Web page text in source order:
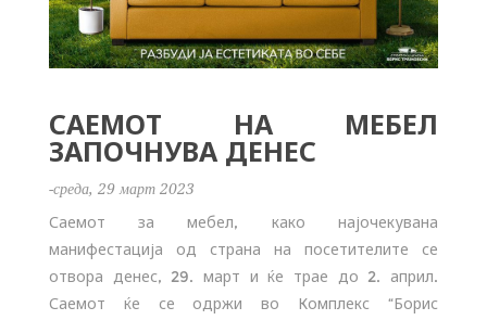
САЕМОТ НА МЕБЕЛ
ЗАПОЧНУВА ДЕНЕС
-среда, 29 март 2023
Саемот за мебел, како најочекувана
манифестација од страна на посетителите се
отвора денес, 29. март и ќе трае до 2. април.
Саемот ќе се одржи во Комплекс “Борис